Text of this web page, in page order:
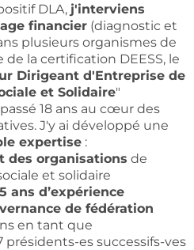
DLA, j'interviens
financier(diagnostic et
plusieurs organismes de
la certification DEESS, le
Dirigeant d'Entreprise de
et Solidaire"
18 ans au cœur des
J'y ai développé une
expertise :
des organisations de
et solidaire
ans d’expérience
de fédération
en tant que
es successifs-ves